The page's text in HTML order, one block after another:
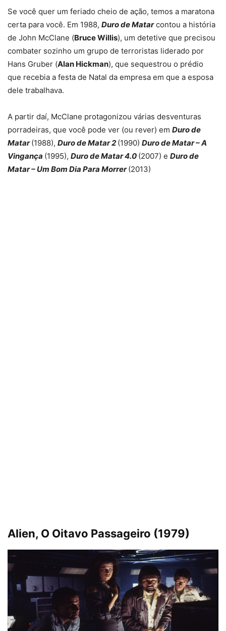
Se você quer um feriado cheio de ação, temos a maratona
certa para você. Em 1988, Duro de Matarcontou a história
de John McClane (Bruce Willis), um detetive que precisou
combater sozinho um grupo de terroristas liderado por
Hans Gruber (Alan Hickman), que sequestrou o prédio
que recebia a festa de Natal da empresa em que a esposa
dele trabalhava.
A partir daí, McClane protagonizou várias desventuras
porradeiras, que você pode ver (ou rever) em Duro de
Matar(1988), Duro de Matar 2 (1990) Duro de Matar – A
Vingança (1995), Duro de Matar 4.0 (2007) e Duro de
Matar – Um Bom Dia Para Morrer(2013)
Alien, O Oitavo Passageiro (1979)